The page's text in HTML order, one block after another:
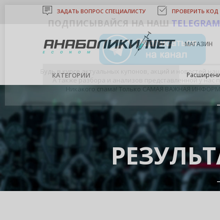
ЗАДАТЬ ВОПРОС СПЕЦИАЛИСТУ ПРОВЕРИТЬ
МАГАЗИН
КАТЕГОРИИ
ПОДПИСЫВАЙСЯ НА НАШ
Будь в курсе актуальных купонов, акций и новостей
А также разбора и анализов представленной у нас
Никакого спама! Только САМАЯ ВАЖНАЯ